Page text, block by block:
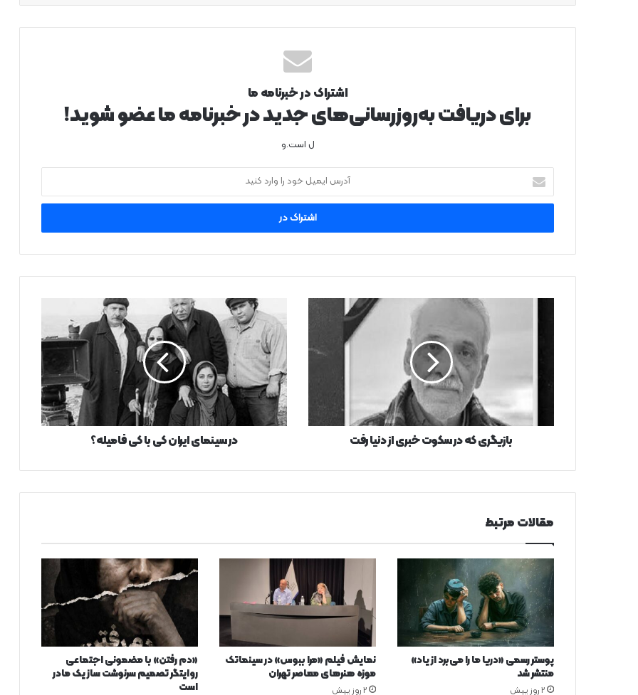
اشتراک در خبرنامه ما
برای دریافت به‌روزرسانی‌های جدید در خبرنامه ما عضو شوید!
ل است.و
آدرس
ایمیل
خود
وارد
بازیگری که در سکوت خبری از دنیا رفت
سینمای
ایران
کی
با
کی
فامیله؟
در سینمای ایران کی با کی فامیله؟
مقالات مرتبط
پوستر رسمی «دریا ما را می‌برد از یاد»
منتشر شد
2 روز پیش
نمایش فیلم «مرا ببوس» در سینماتک
موزه هنرهای معاصر تهران
2 روز پیش
«دم رفتن» با مضمونی اجتماعی
روایتگر تصمیم سرنوشت ساز یک مادر
است